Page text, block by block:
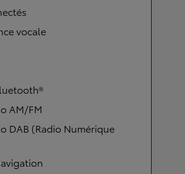
vocale
AM/FM
DAB (Radio Numérique